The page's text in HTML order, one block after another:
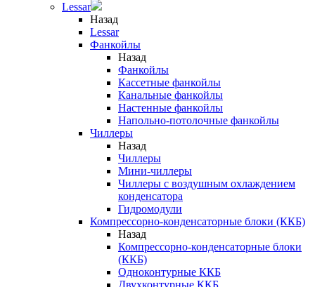
Lessar
Назад
Lessar
Фанкойлы
Назад
Фанкойлы
Кассетные фанкойлы
Канальные фанкойлы
Настенные фанкойлы
Напольно-потолочные фанкойлы
Чиллеры
Назад
Чиллеры
Мини-чиллеры
Чиллеры с воздушным охлаждением
конденсатора
Гидромодули
Компрессорно-конденсаторные блоки (ККБ)
Назад
Компрессорно-конденсаторные блоки
(ККБ)
Одноконтурные ККБ
Двухконтурные ККБ